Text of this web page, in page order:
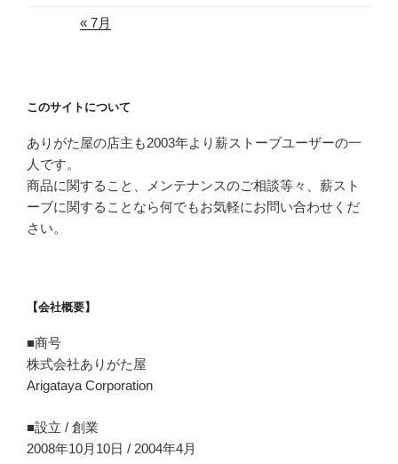
« 7月
このサイトについて
ありがた屋の店主も2003年より薪ストーブユーザーの一
人です。
商品に関すること、メンテナンスのご相談等々、薪スト
ーブに関することなら何でもお気軽にお問い合わせくだ
さい。
【会社概要】
■商号
株式会社ありがた屋
Arigataya Corporation
■設立 / 創業
2008年10月10日 / 2004年4月